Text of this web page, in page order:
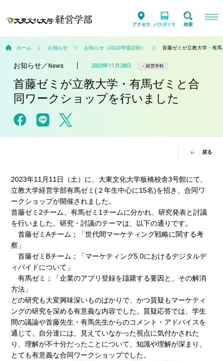
アクセス バスダイヤ 検索
ホーム お知らせ お知らせ（2023年度以前） 首藤ゼミが立教大学・有
お知らせ／ News 2023年11月28日 経営学科
首藤ゼミが立教大学・有馬ゼミと合
同ワークショップを行いました
戻る
2023年11月11日（土）に、大東文化大学板橋校舎3号館にて、
立教大学経営学部有馬ゼミ(２年生中心に15名)を招き、合同ワ
ークショップが開催されました。
首藤ゼミ2チーム、有馬ゼミ1チームに分かれ、研究発表と討議
を行いました。研究・討議のテーマは、以下の通りです。
首藤ゼミAチーム；「世代間マーケティング戦略に関する考
察」
首藤ゼミBチーム；「マーケティング5.0におけるデジタルデ
ィバイドについて」
有馬ゼミ；「企業のアプリ登録を躊躇する要因と、その解消
方法」
どの研究も大変興味深いものばかりで、かつ質疑もマーケティ
ングの研究を深める有意義な内容でした。質疑応答では、学生
間の議論や首藤先生・有馬先生からのコメント・アドバイスを
通じて、自分達には、見えていなかった視点に気付かされた
り、理解が不十分だったことについて、知識や理解が深まり、
とても有意義な合同ワークショップでした。